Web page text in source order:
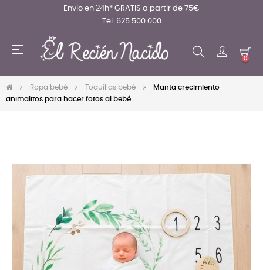
Envio en 24h* GRATIS a partir de 75€
Tel. 625 500 000
Navegación
☰
0
Ropa bebé Toquillas bebé
Manta crecimiento
animalitos para hacer fotos al bebé